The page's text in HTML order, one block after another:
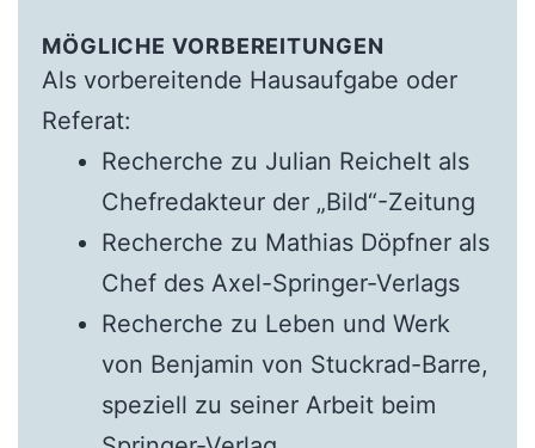
MÖGLICHE VORBEREITUNGEN
Als vorbereitende Hausaufgabe oder
Referat:
Recherche zu Julian Reichelt als
Chefredakteur der „Bild“-Zeitung
Recherche zu Mathias Döpfner als
Chef des Axel-Springer-Verlags
Recherche zu Leben und Werk
von Benjamin von Stuckrad-Barre,
speziell zu seiner Arbeit beim